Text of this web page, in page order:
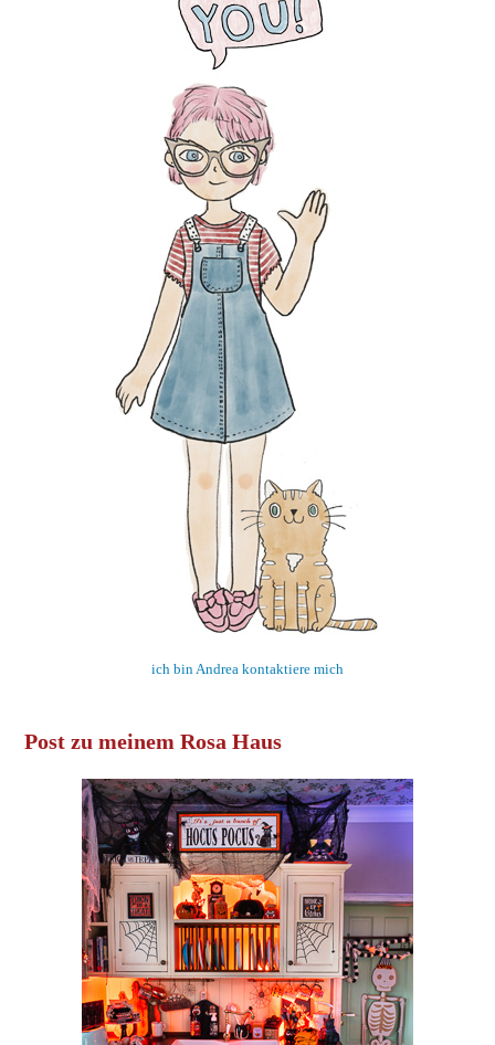
ich bin Andrea kontaktiere mich
Post zu meinem Rosa Haus